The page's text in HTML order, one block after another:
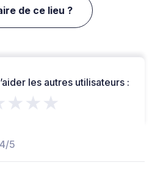
de ce lieu ?
les autres utilisateurs :
5